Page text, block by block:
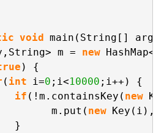
void main(String[]
m = new
) {
( int i=0 ;i<10000
if (!m.containsKey( new
m.put( new Key(i),
}